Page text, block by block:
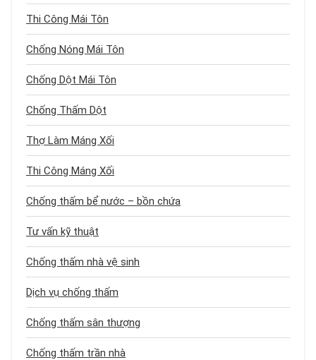
Thi Công Mái Tôn
Chống Nóng Mái Tôn
Chống Dột Mái Tôn
Chống Thấm Dột
Thợ Làm Máng Xối
Thi Công Máng Xối
Chống thấm bể nước – bồn chứa
Tư vấn kỹ thuật
Chống thấm nhà vệ sinh
Dịch vụ chống thấm
Chống thấm sân thượng
Chống thấm trần nhà